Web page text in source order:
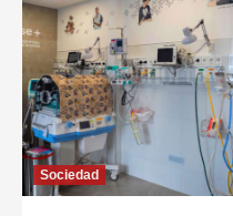
Sociedad